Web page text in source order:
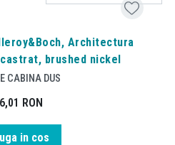
Architectura
brushed nickel
CABINA DUS
RON
in cos